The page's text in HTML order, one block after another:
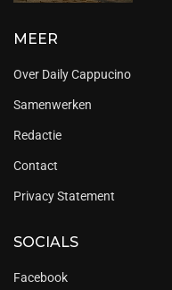
MEER
Over Daily Cappucino
Samenwerken
Redactie
Contact
Privacy Statement
SOCIALS
Facebook